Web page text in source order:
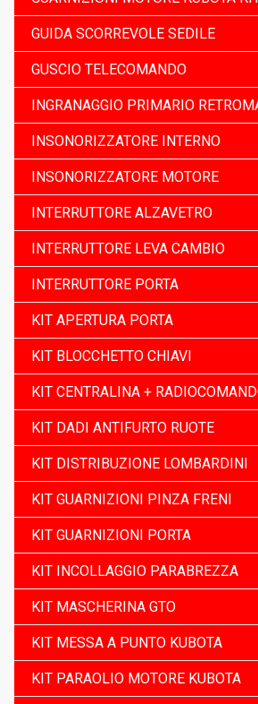
GUIDA SCORREVOLE SEDILE
GUSCIO TELECOMANDO
INGRANAGGIO PRIMARIO
INSONORIZZATORE INTERNO
INSONORIZZATORE MOTORE
INTERRUTTORE ALZAVETRO
INTERRUTTORE LEVA CAMBIO
INTERRUTTORE PORTA
KIT APERTURA PORTA
KIT BLOCCHETTO CHIAVI
KIT CENTRALINA +
KIT DADI ANTIFURTO RUOTE
KIT DISTRIBUZIONE LOMBARDINI
KIT GUARNIZIONI PINZA FRENI
KIT GUARNIZIONI PORTA
KIT INCOLLAGGIO PARABREZZA
KIT MASCHERINA GTO
KIT MESSA A PUNTO KUBOTA
KIT PARAOLIO MOTORE KUBOTA